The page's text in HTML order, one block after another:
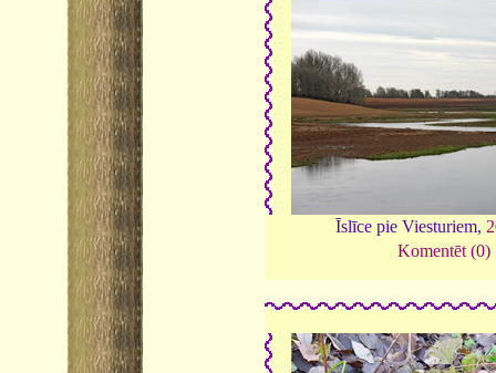
Īslīce pie Viesturiem,
Komentēt (0)